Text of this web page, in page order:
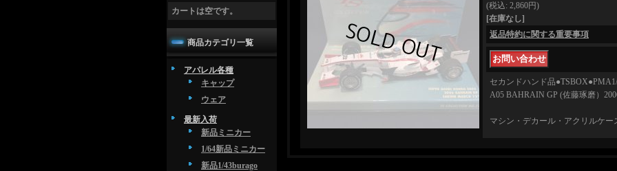
カートは空です。
商品カテゴリ一覧
アパレル各種
キャップ
ウェア
最新入荷
新品ミニカー
1/64新品ミニカー
新品1/43burago
(税込: 2,860円)
[在庫なし]
返品特約に関する重要事項
セカンドハンド品
A05 BAHRAIN GP (佐藤琢磨）
マシン・デカール・アクリルケー